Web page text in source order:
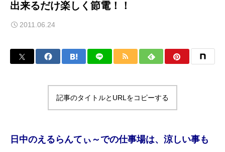
出来るだけ楽しく節電！！
2011.06.24
記事のタイトルとURLをコピーする
日中のえるらんてぃ～での仕事場は、涼しい事も